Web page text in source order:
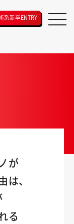
系新卒ENTRY
が
、
る